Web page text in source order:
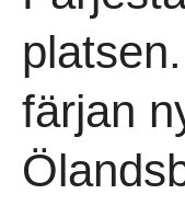
färjan